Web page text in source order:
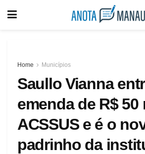
Home Municípios
Saullo Vianna
emenda de R$ 50
ACSSUS e é o
padrinho da